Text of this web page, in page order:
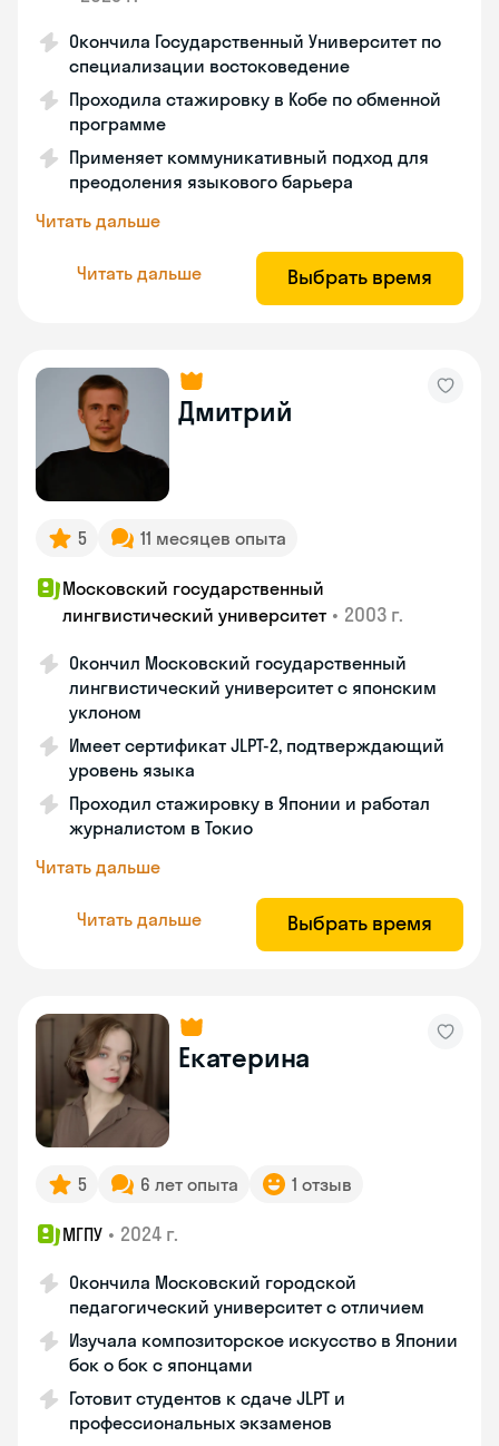
Окончила Государственный Университет по
специализации востоковедение
Проходила стажировку в Кобе по обменной
программе
Применяет коммуникативный подход для
преодоления языкового барьера
Читать дальше
Читать дальше Выбрать время
Дмитрий
5 11 месяцев опыта
Московский государственный
лингвистический университет • 2003 г.
Окончил Московский государственный
лингвистический университет с японским
уклоном
Имеет сертификат JLPT-2, подтверждающий
уровень языка
Проходил стажировку в Японии и работал
журналистом в Токио
Читать дальше
Читать дальше Выбрать время
Екатерина
5 6 лет опыта 1 отзыв
МГПУ • 2024 г.
Окончила Московский городской
педагогический университет с отличием
Изучала композиторское искусство в Японии
бок о бок с японцами
Готовит студентов к сдаче JLPT и
профессиональных экзаменов